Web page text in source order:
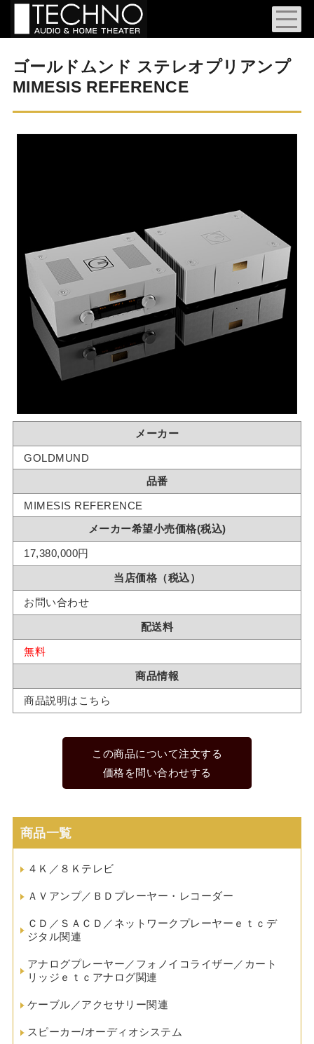
ゴールドムンド ステレオプリアンプ
MIMESIS REFERENCE
メーカー
GOLDMUND
品番
MIMESIS REFERENCE
メーカー希望小売価格(税込)
17,380,000円
当店価格（税込）
お問い合わせ
配送料
無料
商品情報
商品説明はこちら
この商品について注文する
価格を問い合わせする
商品一覧
４Ｋ／８Ｋテレビ
ＡＶアンプ／ＢＤプレーヤー・レコーダー
ＣＤ／ＳＡＣＤ／ネットワークプレーヤーｅｔｃデ
ジタル関連
アナログプレーヤー／フォノイコライザー／カート
リッジｅｔｃアナログ関連
ケーブル／アクセサリー関連
スピーカー/オーディオシステム